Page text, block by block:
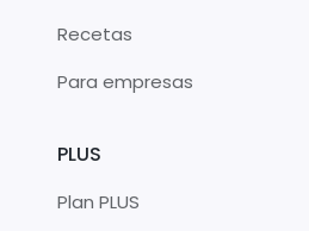
Recetas
Para empresas
PLUS
Plan PLUS